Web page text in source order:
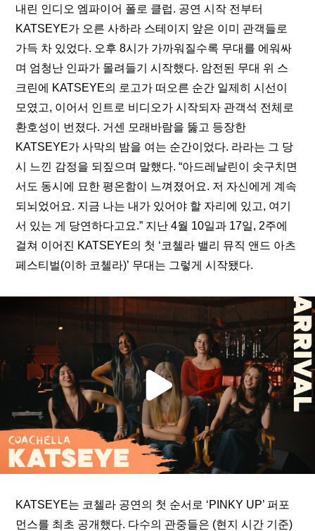
내린 인디오 엠파이어 폴로 클럽. 공연 시작 전부터
KATSEYE가 오른 사하라 스테이지 앞은 이미 관객들로
가득 차 있었다. 오후 8시가 가까워질수록 무대를 에워싸
며 엄청난 인파가 몰려들기 시작했다. 암전된 무대 위 스
크린에 KATSEYE의 로고가 떠오른 순간 일제히 시선이
모였고, 이어서 인트로 비디오가 시작되자 관객석 전체로
환호성이 번졌다. 거센 모래바람을 뚫고 등장한
KATSEYE가 사막의 밤을 여는 순간이었다. 라라는 그 당
시 느낀 감정을 되짚으며 말했다. “아드레날린이 솟구치면
서도 동시에 묘한 평온함이 느껴졌어요. 저 자신에게 계속
되뇌었어요. 지금 나는 내가 있어야 할 자리에 있고, 여기
서 있는 게 당연하다고요.” 지난 4월 10일과 17일, 2주에
걸쳐 이어진 KATSEYE의 첫 ‘코첼라 밸리 뮤직 앤드 아츠
페스티벌(이하 코첼라)’ 무대는 그렇게 시작됐다.
KATSEYE는 코첼라 공연의 첫 순서로 ‘PINKY UP’ 퍼포
먼스를 최초 공개했다. 다수의 관중들은 (현지 시간 기준)